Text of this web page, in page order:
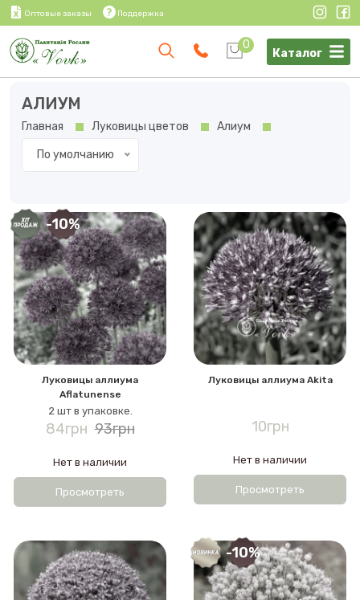
Оптовые заказы Поддержка
0
Каталог
АЛИУМ
Главная Луковицы цветов Алиум
По умолчанию
-10%
Луковицы аллиума
Aflatunense
2 шт в упаковке.
84грн 93грн
Нет в наличии
Просмотреть
Луковицы аллиума Akita
10грн
Нет в наличии
Просмотреть
-10%